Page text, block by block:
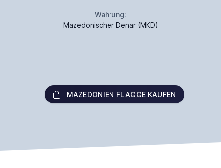
Währung:
Mazedonischer Denar (MKD)
MAZEDONIEN FLAGGE KAUFEN